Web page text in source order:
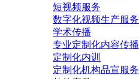
短视频服务
数字化视频生产服务
学术传播
专业定制化内容传播
定制化内训
定制化机构品宣服务